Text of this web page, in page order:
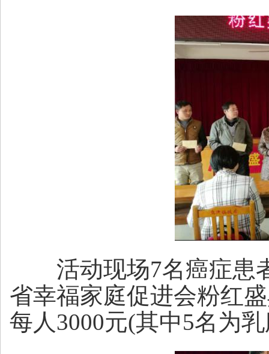
活动现场7名癌症患
省幸福家庭促进会粉红
每人3000元(其中5名为